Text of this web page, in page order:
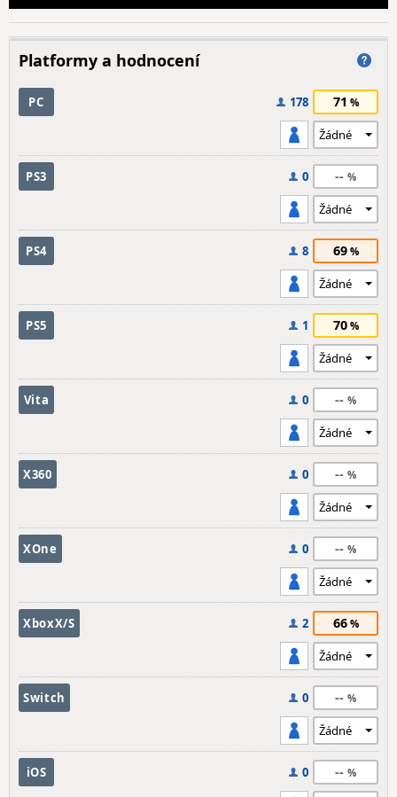
Platformy a hodnocení
PC 178 71
PS3 0 --
PS4 8 69
PS5 1 70
Vita 0 --
X360 0 --
XOne 0 --
XboxX/S 2 66
Switch 0 --
iOS 0 --